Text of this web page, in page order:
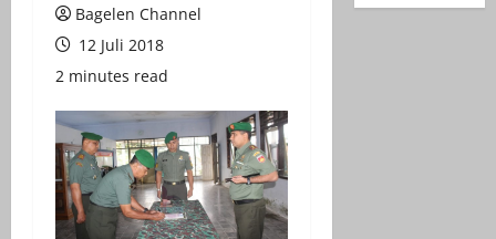
Bagelen Channel
12 Juli 2018
2 minutes read